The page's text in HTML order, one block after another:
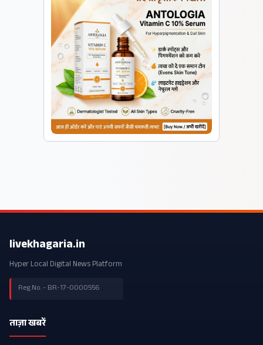
livekhagaria.in
Hyper Local Digital News Platform
Reg.No. - BR-17-0000556
ताज़ा खबरें